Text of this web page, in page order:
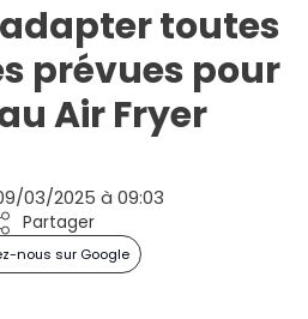
toutes
prévues pour
Air Fryer
03/2025 à 09:03
Partager
nous sur Google